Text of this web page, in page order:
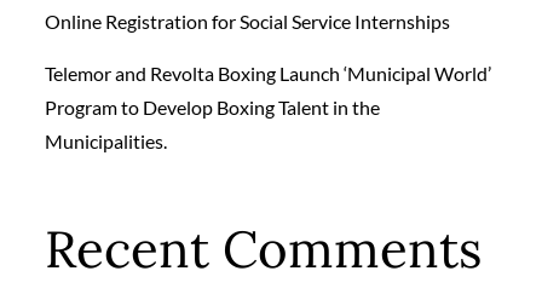
Online Registration for Social Service Internships
Telemor and Revolta Boxing Launch ‘Municipal World’
Program to Develop Boxing Talent in the
Municipalities.
Recent Comments